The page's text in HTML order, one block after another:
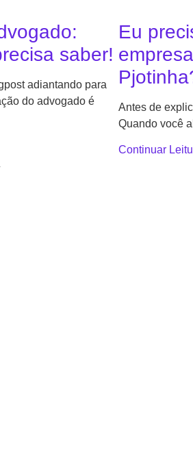
saber!
adiantando para
do advogado é
Eu
Antes de
Quando você
Continuar